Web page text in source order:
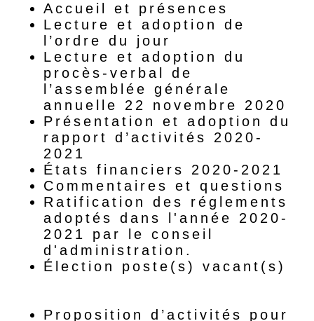
Accueil et présences
Lecture et adoption de
l’ordre du jour
Lecture et adoption du
procès-verbal de
l’assemblée générale
annuelle 22 novembre 2020
Présentation et adoption du
rapport d’activités 2020-
2021
États financiers 2020-2021
Commentaires et questions
Ratification des réglements
adoptés dans l'année 2020-
2021 par le conseil
d'administration.
Élection poste(s) vacant(s)
Proposition d’activités pour